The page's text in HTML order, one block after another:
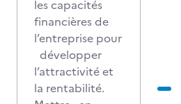
les capacités
financières de
l’entreprise pour
développer
l’attractivité et
la rentabilité.